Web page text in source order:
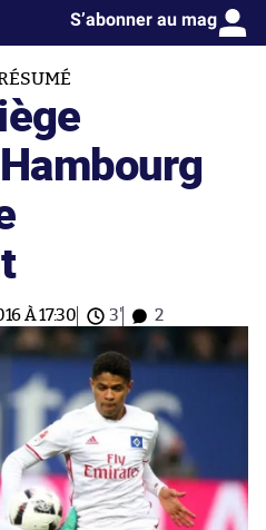
S’abonner au mag
À 17:30 3' 2